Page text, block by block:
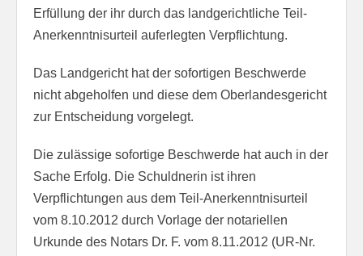
Erfüllung der ihr durch das landgerichtliche Teil-
Anerkenntnisurteil auferlegten Verpflichtung.
Das Landgericht hat der sofortigen Beschwerde
nicht abgeholfen und diese dem Oberlandesgericht
zur Entscheidung vorgelegt.
Die zulässige sofortige Beschwerde hat auch in der
Sache Erfolg. Die Schuldnerin ist ihren
Verpflichtungen aus dem Teil-Anerkenntnisurteil
vom 8.10.2012 durch Vorlage der notariellen
Urkunde des Notars Dr. F. vom 8.11.2012 (UR-Nr.